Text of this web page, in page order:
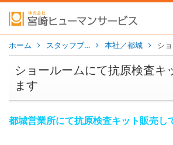
ホーム スタッフブ… 本社／都城
ショールームにて抗原検査キ
ます
都城営業所にて抗原検査キット販売し